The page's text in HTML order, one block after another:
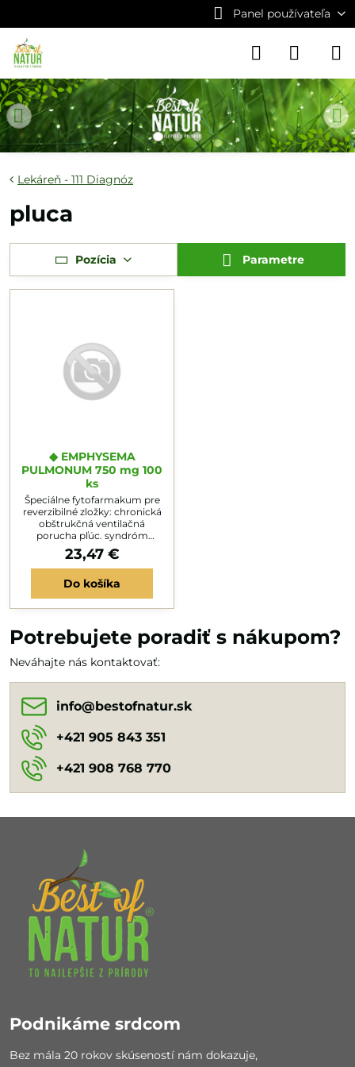
Panel používateľa
Lekáreň - 111 Diagnóz
pluca
Pozícia Parametre
◆ EMPHYSEMA
PULMONUM 750 mg 100
ks
Špeciálne fytofarmakum pre
reverzibilné zložky: chronická
obštrukčná ventilačná
porucha pľúc. syndróm
chronická obštrukčná
bronchopulmonálna choroba,
záchvaty dýchavice ich
pôvodu. Zlepšuje fyziologické
pľúcach. Je súčasťou
Q10 minimalizujúcej
hypertrofiu srdca. Vyvarujte
sa vdychovaniu dymu, infekcií
dýchacích ciest, viróz,
23,47 €
Do košíka
Potrebujete poradiť s nákupom?
Neváhajte nás kontaktovať:
info​@bestofnatur​.sk
+421 905 843 351
+421 908 768 770
Podnikáme srdcom
Bez mála 20 rokov skúseností nám dokazuje,